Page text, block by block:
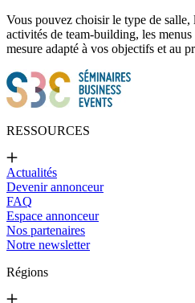
Vous pouvez choisir le type de
activités de team-building, les
mesure adapté à vos objectifs et au
RESSOURCES
Actualités
Devenir annonceur
FAQ
Espace annonceur
Nos partenaires
Notre newsletter
Régions